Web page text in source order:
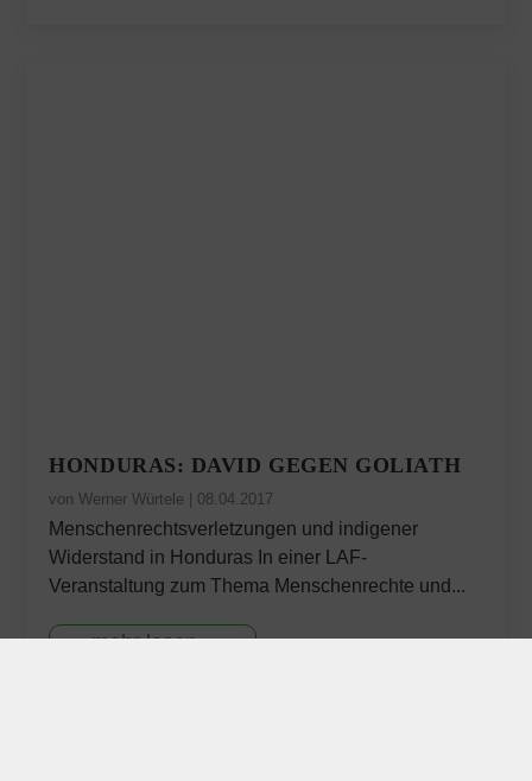
HONDURAS: DAVID GEGEN GOLIATH
vonWerner Würtele 08.04.2017
Menschenrechtsverletzungen und indigener
Widerstand in Honduras In einer LAF-
Veranstaltung zum Thema Menschenrechte und...
mehr lesen...